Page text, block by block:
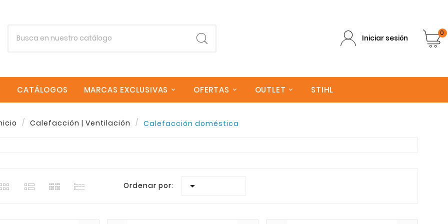
Iniciar sesión
0
CATÁLOGOS MARCAS EXCLUSIVAS OFERTAS OUTLET STIHL
Calefacción | Ventilación Calefacción doméstica
Ordenar por:
